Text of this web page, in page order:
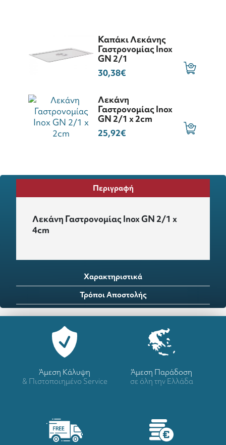
Καπάκι Λεκάνης
Γαστρονομίας Inox
GN 2/1
30,38€
Λεκάνη
Γαστρονομίας Inox
GN 2/1 x 2cm
25,92€
Περιγραφή
Λεκάνη Γαστρονομίας Inox GN 2/1 x
4cm
Χαρακτηριστικά
Τρόποι Αποστολής
Άμεση Κάλυψη
& Πιστοποιημένο Service
Άμεση Παράδοση
σε όλη την Ελλάδα